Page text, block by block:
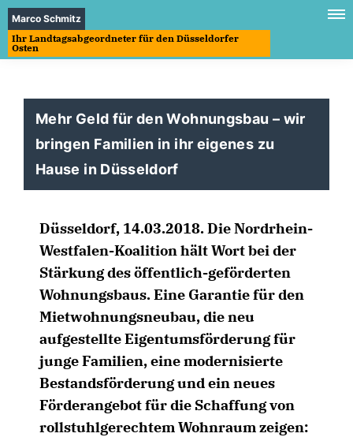
Marco Schmitz
Ihr Landtagsabgeordneter für den Düsseldorfer
Osten
Mehr Geld für den Wohnungsbau – wir
bringen Familien in ihr eigenes zu
Hause in Düsseldorf
Düsseldorf, 14.03.2018. Die Nordrhein-
Westfalen-Koalition hält Wort bei der
Stärkung des öffentlich-geförderten
Wohnungsbaus. Eine Garantie für den
Mietwohnungsneubau, die neu
aufgestellte Eigentumsförderung für
junge Familien, eine modernisierte
Bestandsförderung und ein neues
Förderangebot für die Schaffung von
rollstuhlgerechtem Wohnraum zeigen: